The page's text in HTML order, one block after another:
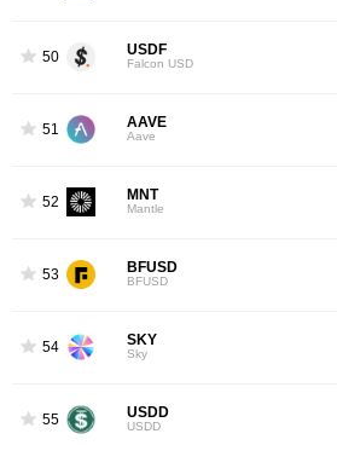
50 USDF
Falcon USD
51 AAVE
Aave
52 MNT
Mantle
53 BFUSD
BFUSD
54 SKY
Sky
55 USDD
USDD